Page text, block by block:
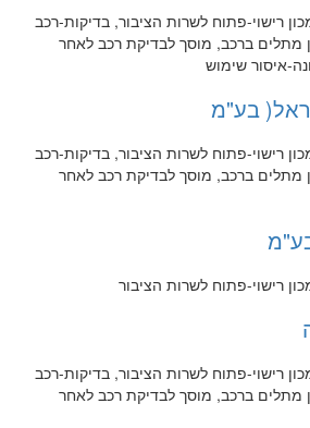
רישוי-פתוח לשרות הציבור, בדיקות-רכב
מתלים ברכב, מוסך לבדיקת רכב לאחר
איסור שימוש
בע"מ
רישוי-פתוח לשרות הציבור, בדיקות-רכב
מתלים ברכב, מוסך לבדיקת רכב לאחר
רישוי-פתוח לשרות הציבור
רישוי-פתוח לשרות הציבור, בדיקות-רכב
מתלים ברכב, מוסך לבדיקת רכב לאחר